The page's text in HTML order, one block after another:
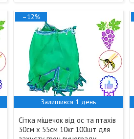
–12%
Залишився 1 день
Сітка мішечок від ос та птахів
30см х 55см 10кг 100шт для